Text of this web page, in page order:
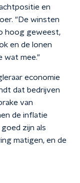
en
"De winsten
hoog geweest,
en de lonen
wat mee."
economie
dat bedrijven
van
de inflatie
zijn als
matigen, en de